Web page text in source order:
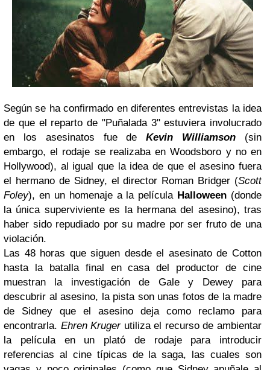
Según se ha confirmado en diferentes entrevistas la idea
de que el reparto de "Puñalada 3" estuviera involucrado
en los asesinatos fue deKevin Williamson
(sin
embargo, el rodaje se realizaba en Woodsboro y no en
Hollywood), al igual que la idea de que el asesino fuera
el hermano de Sidney, el director Roman Bridger (Scott
Foley), en un homenaje a la película Halloween (donde
la única superviviente es la hermana del asesino), tras
haber sido repudiado por su madre por ser fruto de una
violación.
Las 48 horas que siguen desde el asesinato de Cotton
hasta la batalla final en casa del productor de cine
muestran la investigación de Gale y Dewey para
descubrir al asesino, la pista son unas fotos de la madre
de Sidney que el asesino deja como reclamo para
encontrarla. Ehren Krugerutiliza el recurso de ambientar
la película en un plató de rodaje para introducir
referencias al cine típicas de la saga, las cuales son